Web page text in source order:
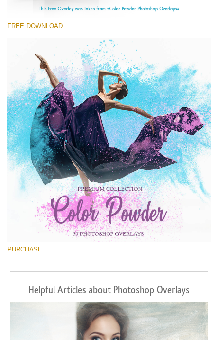
FREE DOWNLOAD
PURCHASE
Helpful Articles about Photoshop Overlays